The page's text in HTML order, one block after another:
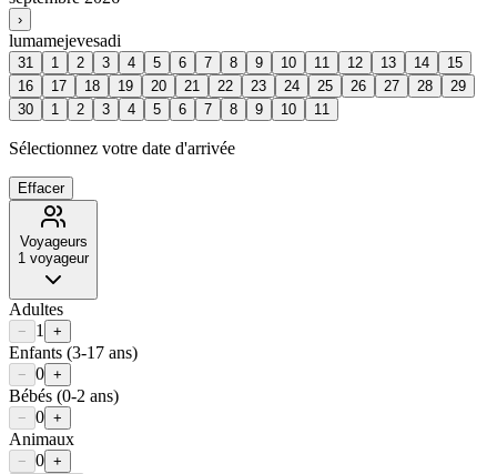
›
lumamejevesadi
31 1 2 3 4 5 6 7 8 9 10 11 12 13 14
15
16
17 18 19 20 21 22 23 24 25 26 27 28
29
30
1 2 3 4 5 6 7 8 9 10 11
Sélectionnez votre date d'arrivée
Effacer
Voyageurs
1 voyageur
Adultes
− 1 +
Enfants (3-17 ans)
− 0 +
Bébés (0-2 ans)
− 0 +
Animaux
− 0 +